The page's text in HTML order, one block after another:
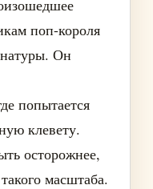
поп-короля
натуры. Он
попытается
клевету.
осторожнее,
масштаба.